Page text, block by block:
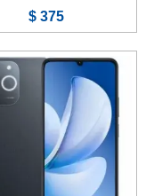
375 $
الشاشة:
الذاكرة:
الرام:
الكاميرا:32 + 0.8 ميجابكسل
المعالج:
Mediatek Dimensity 6300
البطارية والشحن السريع: